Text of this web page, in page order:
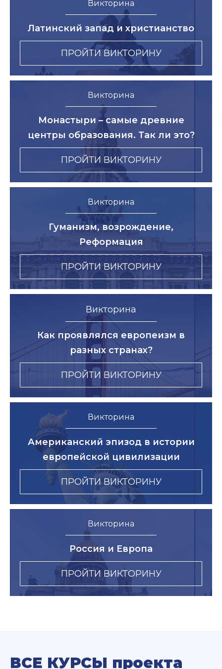
Викторина
Латинский запад и христианство
ПРОЙТИ ВИКТОРИНУ
Викторина
Монастыри – самые древние
центры образования. Так ли это?
ПРОЙТИ ВИКТОРИНУ
Викторина
Гуманизм, возрождение,
Реформация
ПРОЙТИ ВИКТОРИНУ
Викторина
Как проявлялся европеизм в
разных странах?
ПРОЙТИ ВИКТОРИНУ
Викторина
Американский эпизод в истории
европейской цивилизации
ПРОЙТИ ВИКТОРИНУ
Викторина
Россия и Европа
ПРОЙТИ ВИКТОРИНУ
ВСЕ КУРСЫ проекта